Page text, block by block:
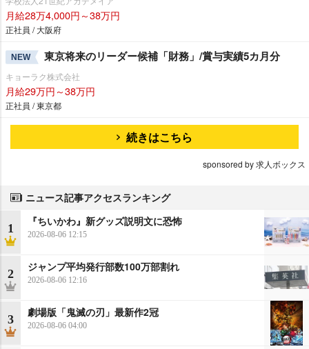
月給28万4,000円～38万円
正社員 / 大阪府
NEW 東京将来のリーダー候補「財務」/賞与実績5カ月分
キョーラク株式会社
月給29万円～38万円
正社員 / 東京都
続きはこちら
sponsored by 求人ボックス
ニュース記事アクセスランキング
1
『ちいかわ』新グッズ説明文に恐怖
2026-08-06 12:15
2
ジャンプ平均発行部数100万部割れ
2026-08-06 12:16
3
劇場版「鬼滅の刃」最新作2冠
2026-08-06 04:00